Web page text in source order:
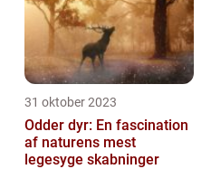
31 oktober 2023
Odder dyr: En fascination
af naturens mest
legesyge skabninger